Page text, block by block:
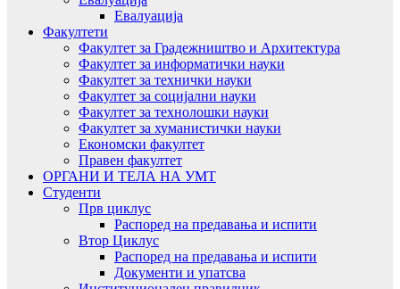
Евалуација
Факултети
Факултет за Градежништво и Архитектура
Факултет за информатички науки
Факултет за технички науки
Факултет за социјални науки
Факултет за технолошки науки
Факултет за хуманистички науки
Економски факултет
Правен факултет
ОРГАНИ И ТЕЛА НА УМТ
Студенти
Прв циклус
Распоред на предавањa и испити
Втор Циклус
Распоред на предавањa и испити
Документи и упатсва